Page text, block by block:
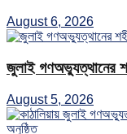
August 6, 2026
জুলাই গণঅভ্যুত্থানের
August 5, 2026